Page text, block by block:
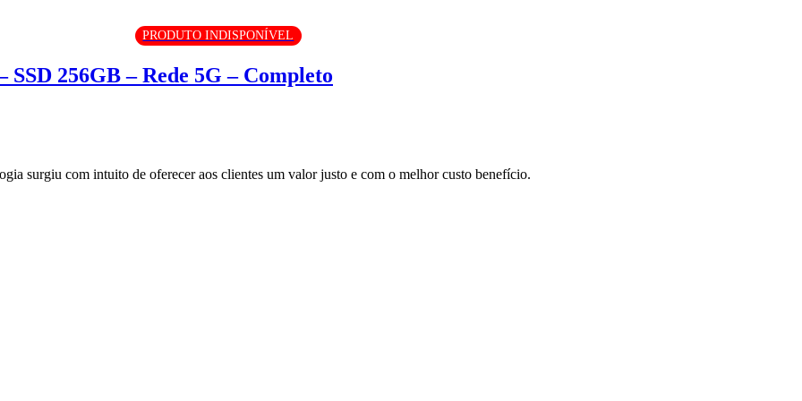
PRODUTO INDISPONÍVEL
SSD 256GB – Rede 5G – Completo
surgiu com intuito de oferecer aos clientes um valor justo e com o melhor custo benefício.